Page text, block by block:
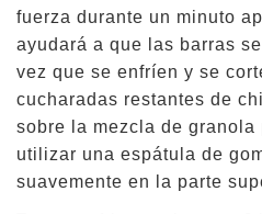
fuerza durante un minuto
ayudará a que las barras
vez que se enfríen y se
cucharadas restantes de
sobre la mezcla de granola
utilizar una espátula de
suavemente en la parte